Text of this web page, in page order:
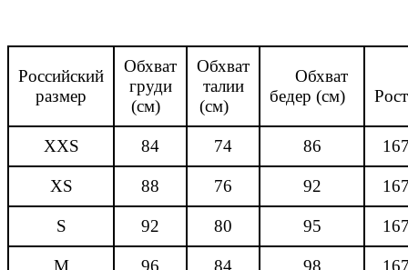
Российский
размер
Обхват
груди
(см)
Обхват
талии
(см)
Обхват
бедер (см)
XXS 84 74 86
XS 88 76 92
S 92 80 95
M 96 84 98